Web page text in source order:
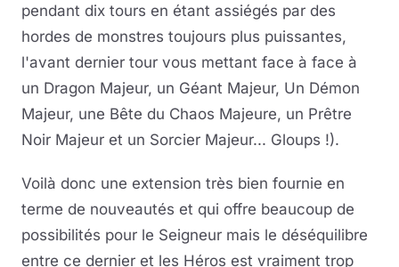
pendant dix tours en étant assiégés par des
hordes de monstres toujours plus puissantes,
l'avant dernier tour vous mettant face à face à
un Dragon Majeur, un Géant Majeur, Un Démon
Majeur, une Bête du Chaos Majeure, un Prêtre
Noir Majeur et un Sorcier Majeur... Gloups !).
Voilà donc une extension très bien fournie en
terme de nouveautés et qui offre beaucoup de
possibilités pour le Seigneur mais le déséquilibre
entre ce dernier et les Héros est vraiment trop